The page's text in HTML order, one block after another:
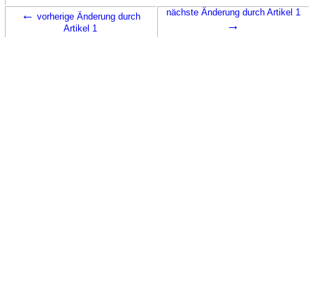
← vorherige Änderung durch
Artikel 1
nächste Änderung durch Artikel 1
→